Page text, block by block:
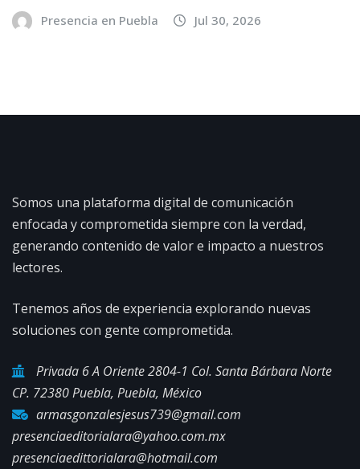
Presencia en Puebla Jul 30, 2026
Somos una plataforma digital de comunicación
enfocada y comprometida siempre con la verdad,
generando contenido de valor e impacto a nuestros
lectores.
Tenemos años de experiencia explorando nuevas
soluciones con gente comprometida.
Privada 6 A Oriente 2804-1 Col. Santa Bárbara Norte
CP. 72380 Puebla, Puebla, México
armasgonzalesjesus739@gmail.com
presenciaeditorialara@yahoo.com.mx
presenciaedittorialara@hotmail.com